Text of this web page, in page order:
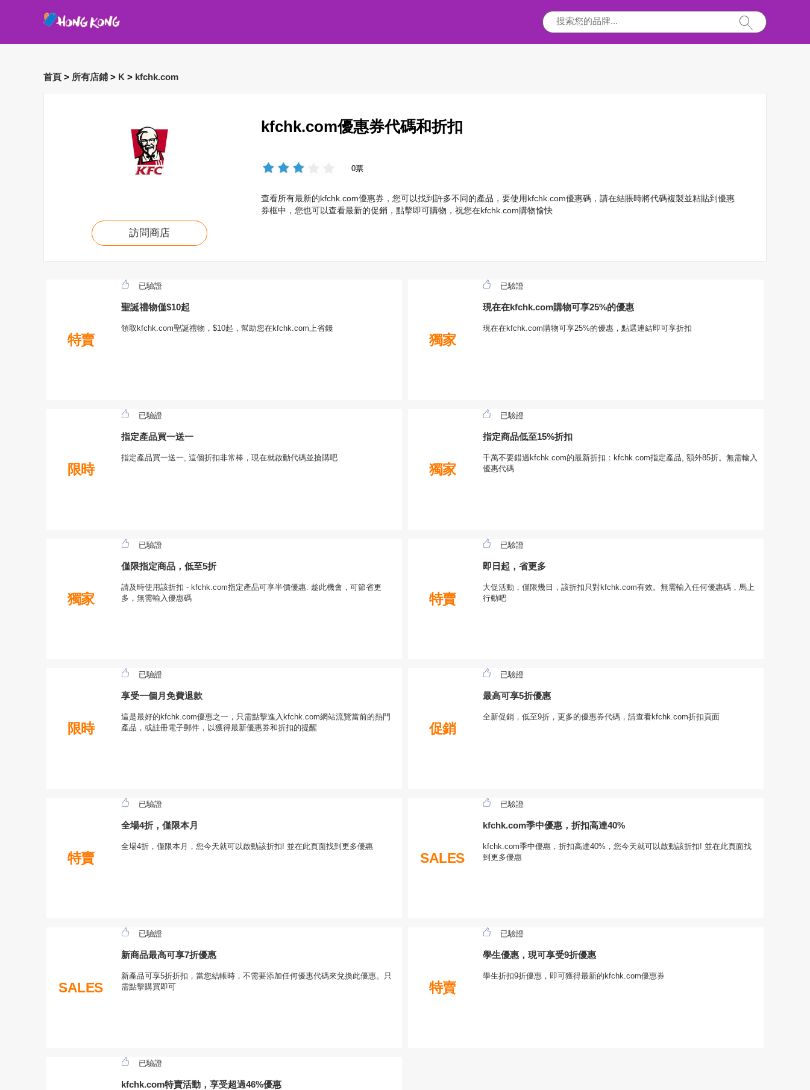
首頁 > 所有店鋪 > K > kfchk.com
訪問商店
kfchk.com優惠券代碼和折扣
0票
查看所有最新的kfchk.com優惠券，您可以找到許多不同的產品，要使用kfchk.com優惠碼，請在結賬時將代碼複製並粘貼到優惠
券框中，您也可以查看最新的促銷，點擊即可購物，祝您在kfchk.com購物愉快
特賣
已驗證
聖誕禮物僅$10起
領取kfchk.com聖誕禮物，$10起，幫助您在kfchk.com上省錢
獨家
已驗證
現在在kfchk.com購物可享25%的優惠
現在在kfchk.com購物可享25%的優惠，點選連結即可享折扣
限時
已驗證
指定產品買一送一
指定產品買一送一, 這個折扣非常棒，現在就啟動代碼並搶購吧
獨家
已驗證
指定商品低至15%折扣
千萬不要錯過kfchk.com的最新折扣：kfchk.com指定產品, 額外85折。無需輸入
優惠代碼
獨家
已驗證
僅限指定商品，低至5折
請及時使用該折扣 - kfchk.com指定產品可享半價優惠. 趁此機會，可節省更
多，無需輸入優惠碼
特賣
已驗證
即日起，省更多
大促活動，僅限幾日，該折扣只對kfchk.com有效。無需輸入任何優惠碼，馬上
行動吧
限時
已驗證
享受一個月免費退款
這是最好的kfchk.com優惠之一，只需點擊進入kfchk.com網站流覽當前的熱門
產品，或註冊電子郵件，以獲得最新優惠券和折扣的提醒
促銷
已驗證
最高可享5折優惠
全新促銷，低至9折，更多的優惠券代碼，請查看kfchk.com折扣頁面
特賣
已驗證
全場4折，僅限本月
全場4折，僅限本月，您今天就可以啟動該折扣! 並在此頁面找到更多優惠
SALES
已驗證
kfchk.com季中優惠，折扣高達40%
kfchk.com季中優惠，折扣高達40%，您今天就可以啟動該折扣! 並在此頁面找
到更多優惠
SALES
已驗證
新商品最高可享7折優惠
新產品可享5折折扣，當您結帳時，不需要添加任何優惠代碼來兌換此優惠。只
需點擊購買即可
特賣
已驗證
學生優惠，現可享受9折優惠
學生折扣9折優惠，即可獲得最新的kfchk.com優惠券
已驗證
kfchk.com特賣活動，享受超過46%優惠